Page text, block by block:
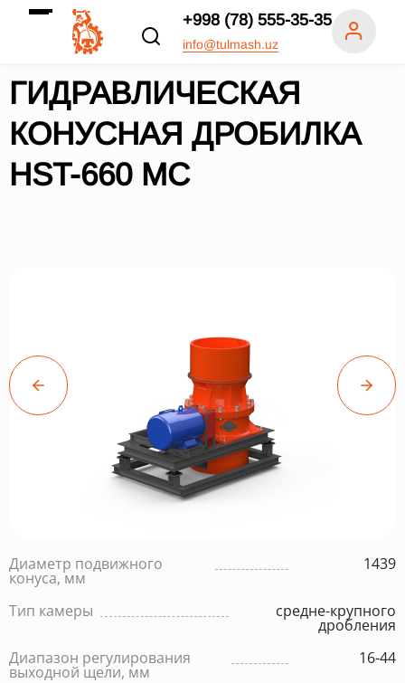
+998 (78) 555-35-35
info@tulmash.uz
ГИДРАВЛИЧЕСКАЯ
КОНУСНАЯ ДРОБИЛКА
HST-660 МC
Диаметр подвижного
конуса, мм
1439
Тип камеры средне-крупного
дробления
Диапазон регулирования
выходной щели, мм
16-44